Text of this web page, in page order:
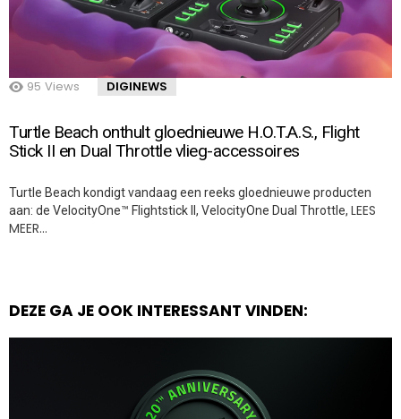
95 Views DIGINEWS
Turtle Beach onthult gloednieuwe H.O.T.A.S., Flight
Stick II en Dual Throttle vlieg-accessoires
Turtle Beach kondigt vandaag een reeks gloednieuwe producten
aan: de VelocityOne™ Flightstick II, VelocityOne Dual Throttle, LEES
MEER…
DEZE GA JE OOK INTERESSANT VINDEN: